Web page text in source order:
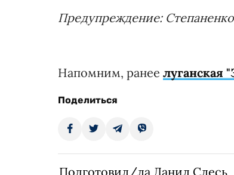
Предупреждение: Степаненко
Напомним, ранее луганская
Поделиться
Подготовил/ла Данил Слесь